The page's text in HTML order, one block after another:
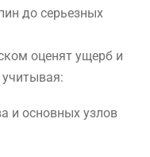
до серьезных
оценят ущерб и
и основных узлов